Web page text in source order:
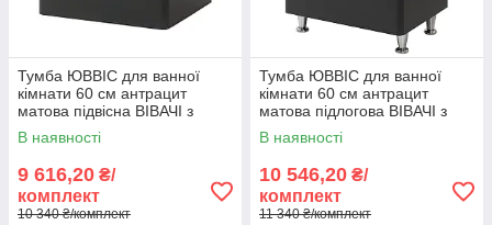
Тумба ЮВВІС для ванної
кімнати 60 см антрацит
матова підвісна ВІВАЧІ з
умивальником VIVACE
В наявності
9 616,20 ₴/
комплект
10 340 ₴/комплект
Тумба ЮВВІС для ванної
кімнати 60 см антрацит
матова підлогова ВІВАЧІ з
умивальником VIVACE
В наявності
10 546,20 ₴/
комплект
11 340 ₴/комплект